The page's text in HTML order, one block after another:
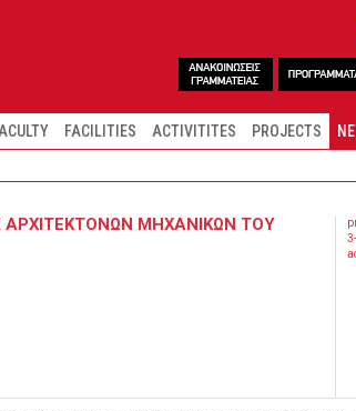
FACILITIES ACTIVITITES PROJECTS
ΜΗΧΑΝΙΚΩΝ ΤΟΥ